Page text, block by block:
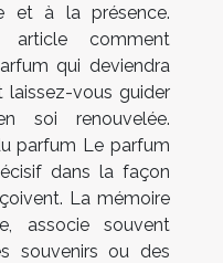
et à la présence.
comment
qui deviendra
vous guider
soi renouvelée.
parfum Le parfum
dans la façon
La mémoire
associe souvent
souvenirs ou des